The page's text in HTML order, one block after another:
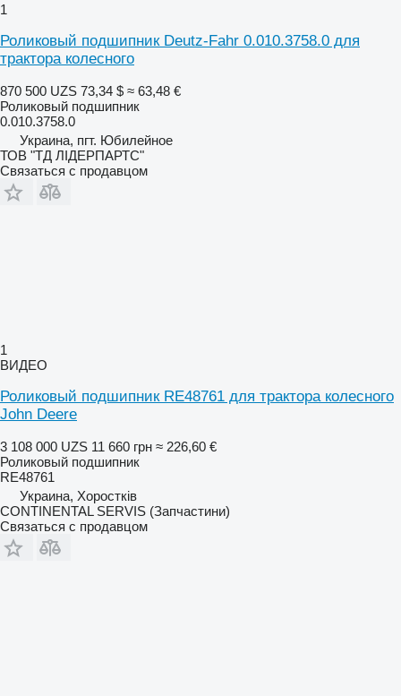
1
Роликовый подшипник Deutz-Fahr 0.010.3758.0 для
трактора колесного
870 500 UZS 73,34 $ ≈ 63,48 €
Роликовый подшипник
0.010.3758.0
Украина, пгт. Юбилейное
ТОВ "ТД ЛІДЕРПАРТС"
Связаться с продавцом
1
ВИДЕО
Роликовый подшипник RE48761 для трактора колесного
John Deere
3 108 000 UZS 11 660 грн ≈ 226,60 €
Роликовый подшипник
RE48761
Украина, Хоростків
CONTINENTAL SERVIS (Запчастини)
Связаться с продавцом